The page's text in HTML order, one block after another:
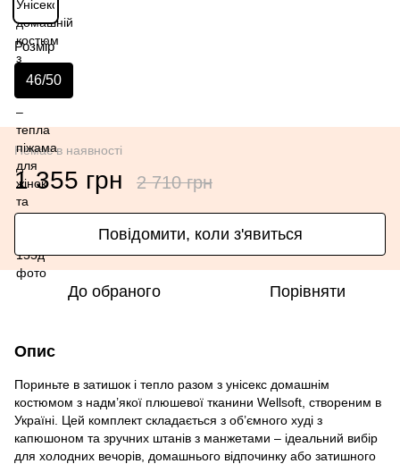
Розмір
46/50
Немає в наявності
1 355 грн 2 710 грн
Повідомити, коли з'явиться
До обраного Порівняти
Опис
Пориньте в затишок і тепло разом з унісекс домашнім
костюмом з надм’якої плюшевої тканини Wellsoft, створеним в
Україні. Цей комплект складається з об’ємного худі з
капюшоном та зручних штанів з манжетами – ідеальний вибір
для холодних вечорів, домашнього відпочинку або затишного